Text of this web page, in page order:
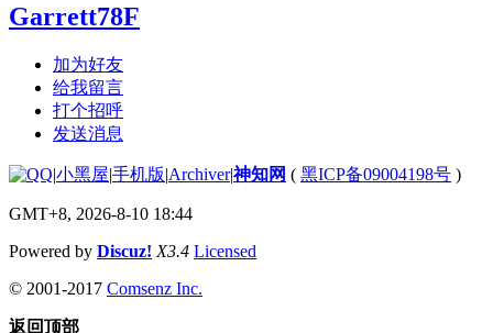
Garrett78F
加为好友
给我留言
打个招呼
发送消息
|小黑屋|手机版|Archiver|神知网 ( 黑ICP备09004198号 )
GMT+8, 2026-8-10 18:44
Powered by Discuz! X3.4 Licensed
© 2001-2017 Comsenz Inc.
返回顶部